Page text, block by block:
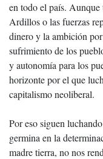
en todo el país. Aunque
Ardillos o las fuerzas
dinero y la ambición
sufrimiento de los
y autonomía para los
horizonte por el que
capitalismo neoliberal.
Por eso siguen
germina en la
madre tierra, no nos